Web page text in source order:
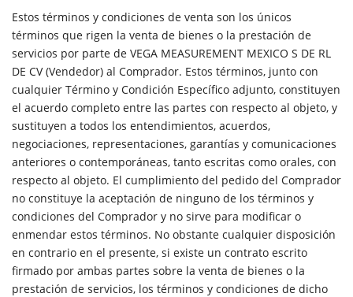
Estos términos y condiciones de venta son los únicos
términos que rigen la venta de bienes o la prestación de
servicios por parte de VEGA MEASUREMENT MEXICO S DE RL
DE CV (Vendedor) al Comprador. Estos términos, junto con
cualquier Término y Condición Específico adjunto, constituyen
el acuerdo completo entre las partes con respecto al objeto, y
sustituyen a todos los entendimientos, acuerdos,
negociaciones, representaciones, garantías y comunicaciones
anteriores o contemporáneas, tanto escritas como orales, con
respecto al objeto. El cumplimiento del pedido del Comprador
no constituye la aceptación de ninguno de los términos y
condiciones del Comprador y no sirve para modificar o
enmendar estos términos. No obstante cualquier disposición
en contrario en el presente, si existe un contrato escrito
firmado por ambas partes sobre la venta de bienes o la
prestación de servicios, los términos y condiciones de dicho